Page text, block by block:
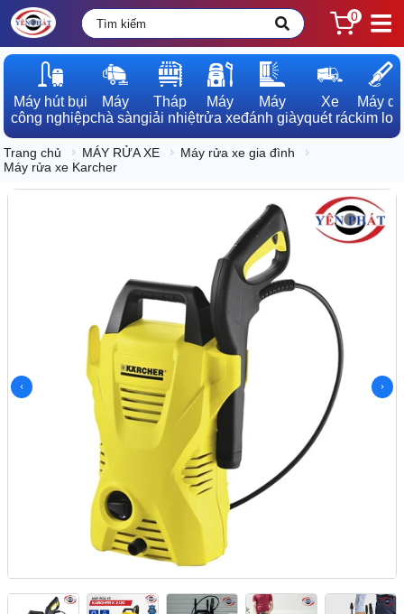
0
Máy hút bụi
công nghiệp
Máy
chà sàn
Tháp
giải nhiệt
Máy
rửa xe
Máy
đánh giày
Xe
quét rác
Máy dò
kim loại
Trang chủ MÁY RỬA XE
Máy rửa xe gia đình
Máy rửa xe Karcher